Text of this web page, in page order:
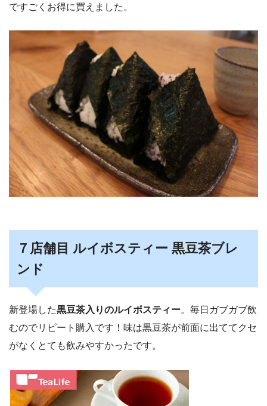
ですごくお得に買えました。
７店舗目 ルイボスティー 黒豆茶ブレ
ンド
新登場した黒豆茶入りのルイボスティー。毎日ガブガブ飲
むのでリピート購入です！味は黒豆茶が前面に出ててクセ
がなくとても飲みやすかったです。